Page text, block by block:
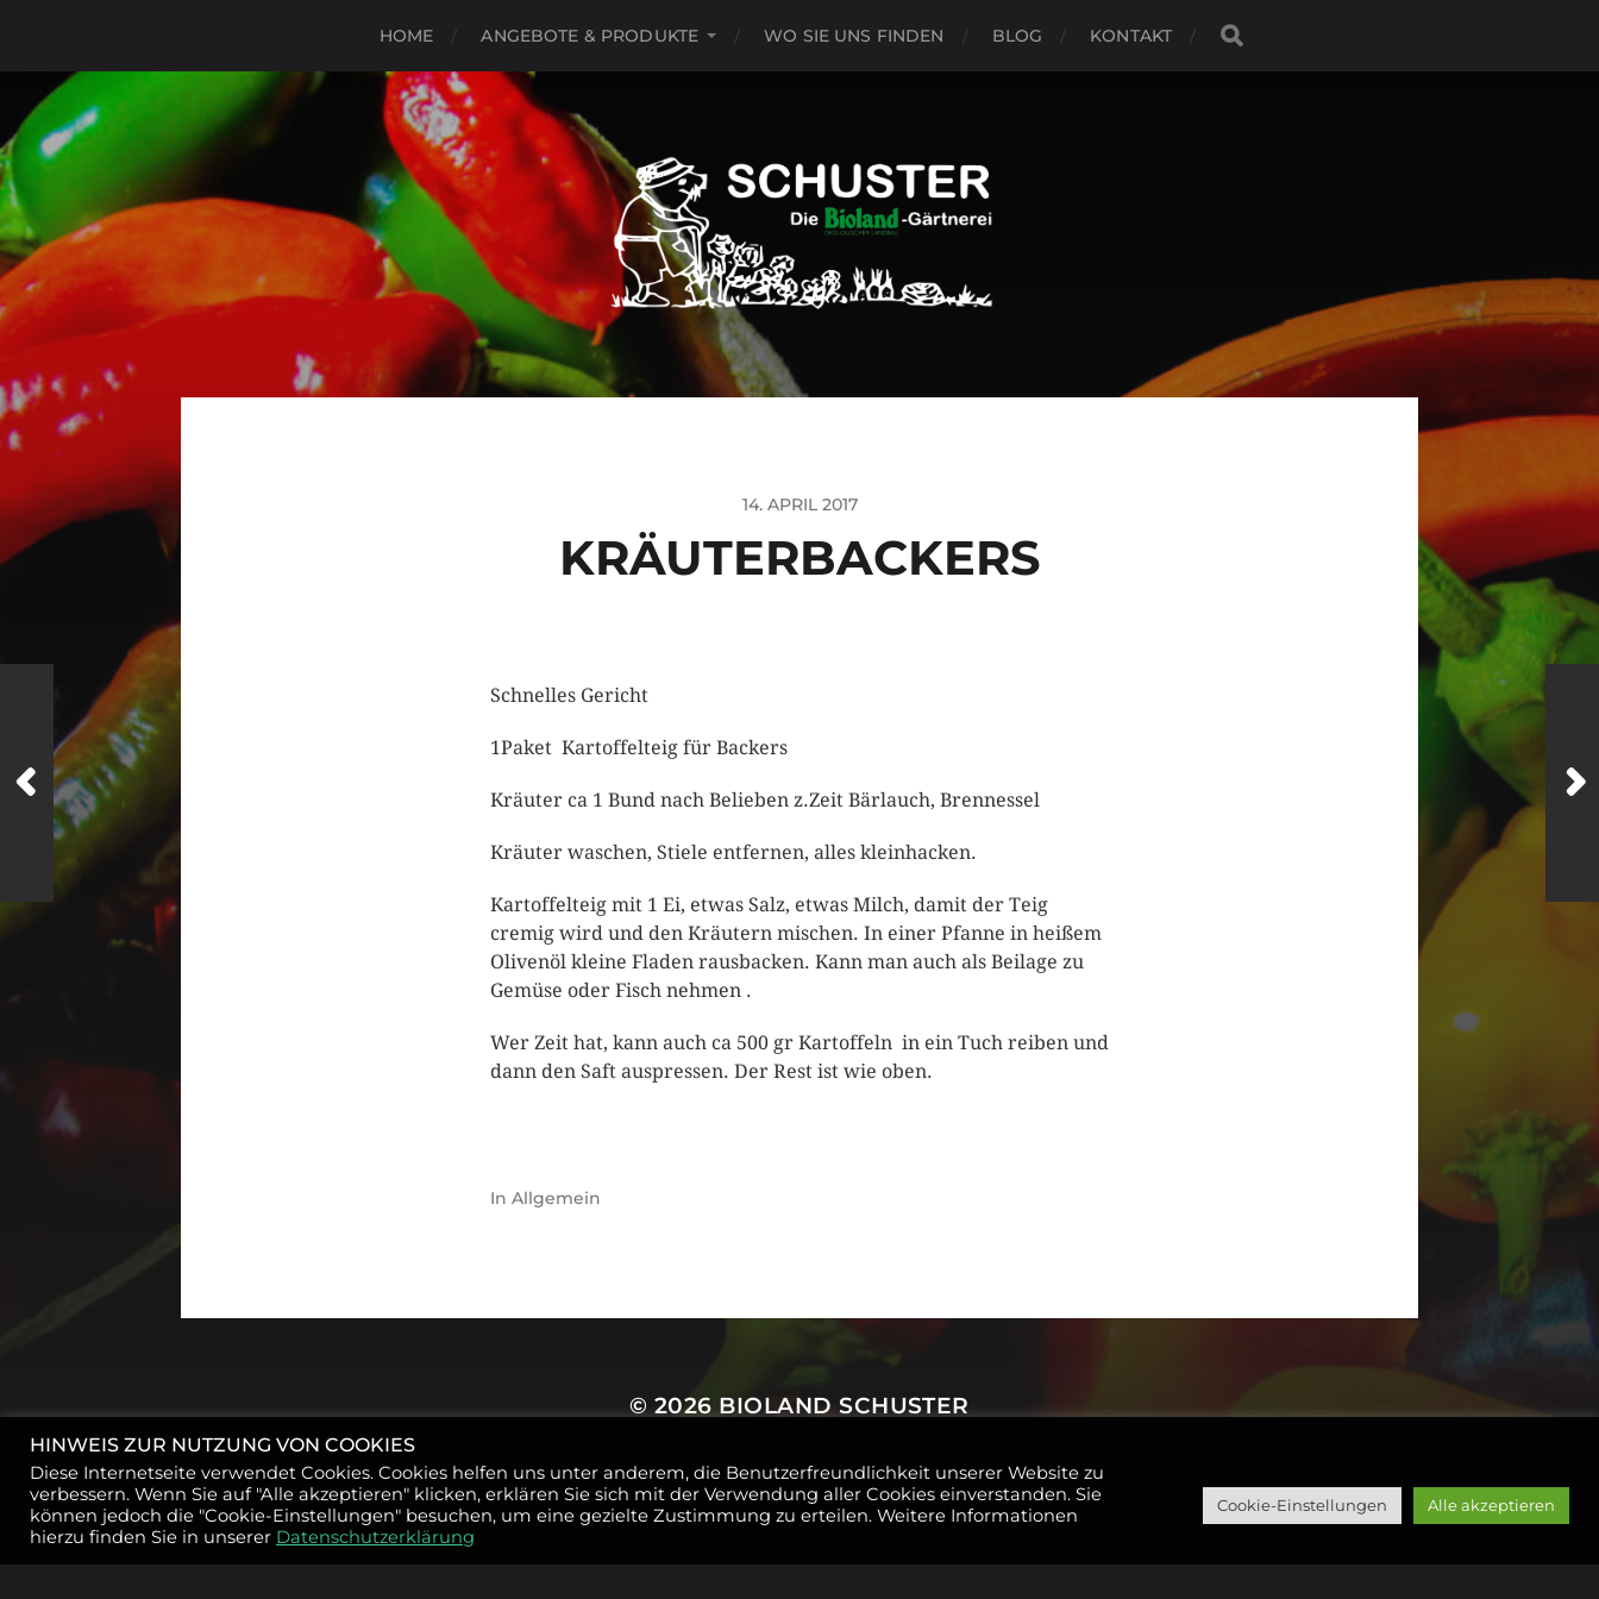
HOME ANGEBOTE & PRODUKTE WO SIE UNS FINDEN BLOG KONTAKT
14. APRIL 2017
KRÄUTERBACKERS
Schnelles Gericht
1Paket Kartoffelteig für Backers
Kräuter ca 1 Bund nach Belieben z.Zeit Bärlauch, Brennessel
Kräuter waschen, Stiele entfernen, alles kleinhacken.
Kartoffelteig mit 1 Ei, etwas Salz, etwas Milch, damit der Teig
cremig wird und den Kräutern mischen. In einer Pfanne in heißem
Olivenöl kleine Fladen rausbacken. Kann man auch als Beilage zu
Gemüse oder Fisch nehmen .
Wer Zeit hat, kann auch ca 500 gr Kartoffeln in ein Tuch reiben und
dann den Saft auspressen. Der Rest ist wie oben.
In Allgemein
© 2026 BIOLAND SCHUSTER
THEMA VON ANDERS NORÉN
HINWEIS ZUR NUTZUNG VON COOKIES
Diese Internetseite verwendet Cookies. Cookies helfen uns unter anderem, die Benutzerfreundlichkeit unserer Website zu
verbessern. Wenn Sie auf "Alle akzeptieren" klicken, erklären Sie sich mit der Verwendung aller Cookies einverstanden. Sie
können jedoch die "Cookie-Einstellungen" besuchen, um eine gezielte Zustimmung zu erteilen. Weitere Informationen
hierzu finden Sie in unserer Datenschutzerklärung
Cookie-Einstellungen Alle akzeptieren